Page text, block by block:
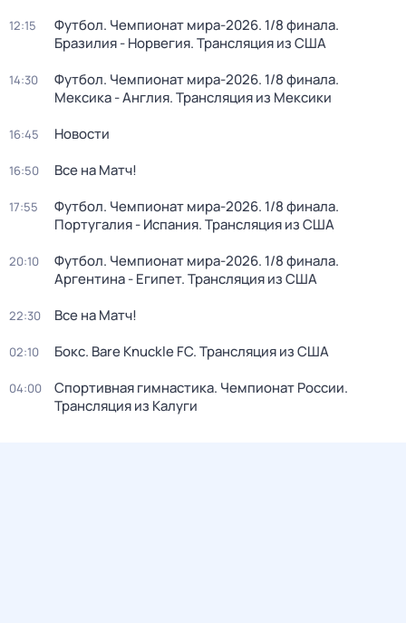
12:15
Футбол. Чемпионат мира-2026. 1/8 финала.
Бразилия - Норвегия. Трансляция из США
14:30
Футбол. Чемпионат мира-2026. 1/8 финала.
Мексика - Англия. Трансляция из Мексики
16:45 Новости
16:50 Все на Матч!
17:55
Футбол. Чемпионат мира-2026. 1/8 финала.
Португалия - Испания. Трансляция из США
20:10
Футбол. Чемпионат мира-2026. 1/8 финала.
Аргентина - Египет. Трансляция из США
22:30 Все на Матч!
02:10 Бокс. Bare Knuckle FC. Трансляция из США
04:00
Спортивная гимнастика. Чемпионат России.
Трансляция из Калуги